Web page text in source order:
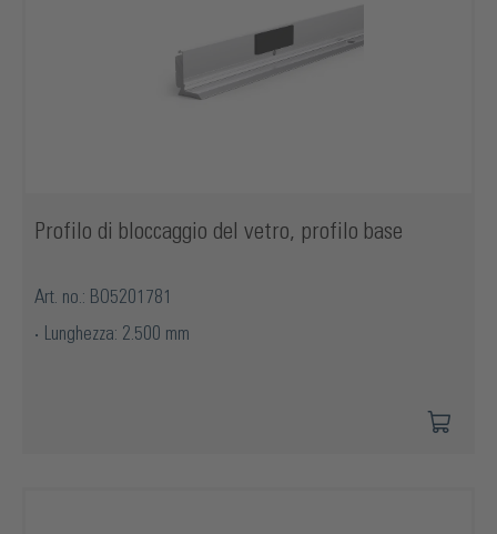
Profilo di bloccaggio del vetro, profilo base
Art. no.: BO5201781
Lunghezza: 2.500 mm